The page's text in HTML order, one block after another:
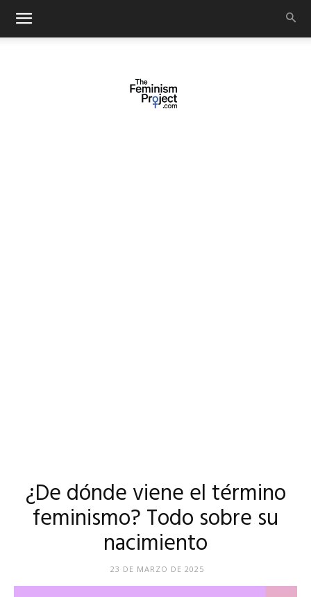
¿De dónde viene el término
feminismo? Todo sobre su
nacimiento
23 DE MARZO DE 2025